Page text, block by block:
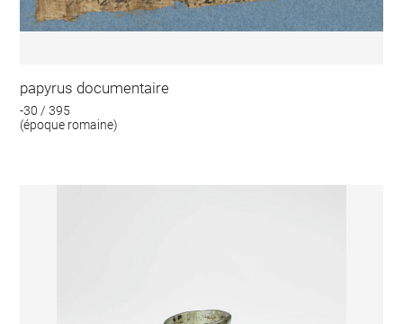
papyrus documentaire
-30 / 395
(époque romaine)